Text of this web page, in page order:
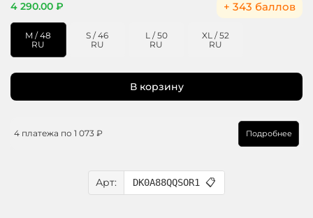
4 290.00 ₽ + 343 баллов
Арт: DK0A88QQSOR1 📋
В корзину
4 платежа по 1 073 ₽ Подробнее
M / 48
RU
S / 46
RU
L / 50
RU
XL / 52
RU